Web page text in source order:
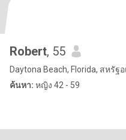
Robert, 55
Daytona Beach, Florida, สหรัฐ
ค้นหา: หญิง 42 - 59